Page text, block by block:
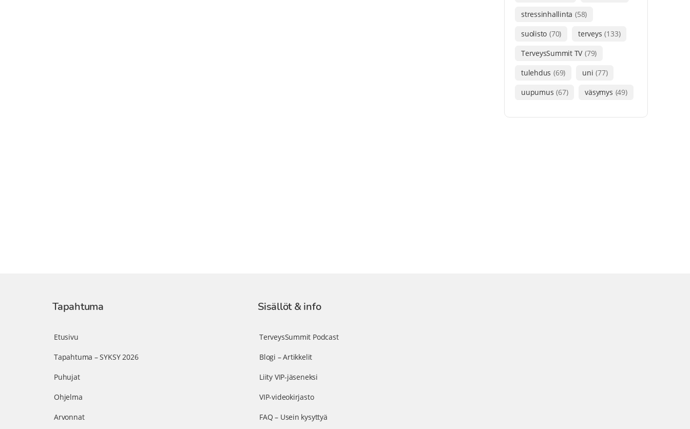
stressinhallinta (58)
suolisto (70) terveys (133)
TerveysSummit TV (79)
tulehdus (69) uni (77)
uupumus (67) väsymys (49)
Tapahtuma
Etusivu
Tapahtuma – SYKSY 2026
Puhujat
Ohjelma
Arvonnat
Sisällöt & info
TerveysSummit Podcast
Blogi – Artikkelit
Liity VIP-jäseneksi
VIP-videokirjasto
FAQ – Usein kysyttyä